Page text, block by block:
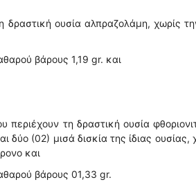
ουσία αλπραζολάμη, χωρίς
βάρους 1,19 gr. και
τη δραστική ουσία
δύο (02) μισά δισκία της ίδιας ουσίας,
και
βάρους 01,33 gr.